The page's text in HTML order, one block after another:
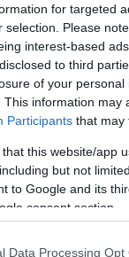
for targeted
selection. Please
interest-based
to third
of your personal
This information may
Participants that may
that this website/app
but not
to Google and its
consent section.
Data Processing Opt
Italia,
anni. La
di
“Il
e negli
impegno
basket e per